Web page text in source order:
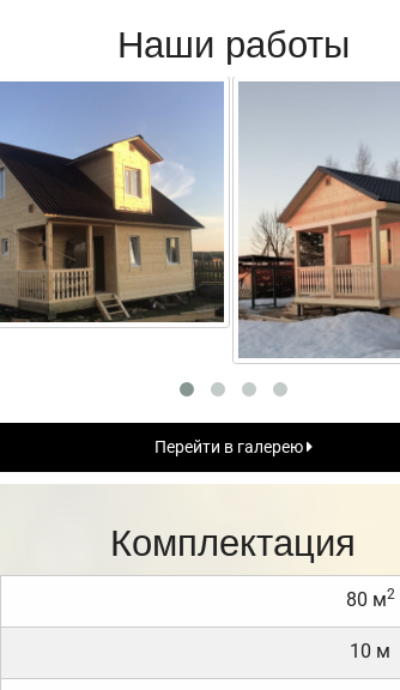
Наши работы
Перейти в галерею
Комплектация
80 м2
10 м